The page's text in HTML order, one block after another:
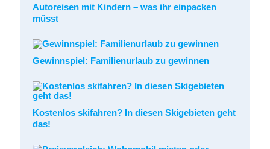
Autoreisen mit Kindern – was ihr einpacken
müsst
Gewinnspiel: Familienurlaub zu gewinnen
Kostenlos skifahren? In diesen Skigebieten geht
das!